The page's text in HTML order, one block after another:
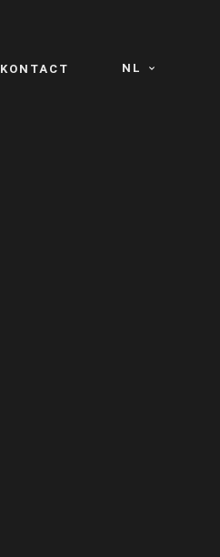
NL
KONTACT